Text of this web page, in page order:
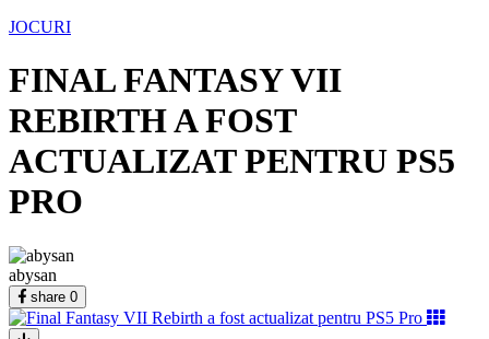
JOCURI
FINAL FANTASY VII
REBIRTH A FOST
ACTUALIZAT PENTRU PS5
PRO
abysan
share 0